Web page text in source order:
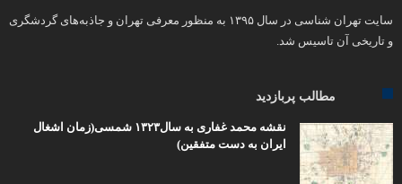
سایت تهران شناسی در سال ۱۳۹۵ به منظور معرفی تهران و جاذبه‌های گردشگری
و تاریخی آن تاسیس شد.
مطالب پربازدید
نقشه محمد غفاری به سال۱۳۲۳ شمسی(زمان اشغال
ایران به دست متفقین)